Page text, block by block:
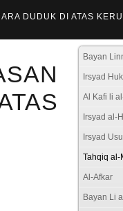
DUDUK DI ATAS
Bayan
Irsyad
Al Kafi li
Irsyad al-
Irsyad
Tahqiq al-
Al-Afkar
Bayan Li